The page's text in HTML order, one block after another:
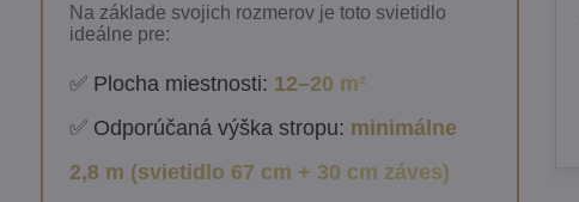
Na základe svojich rozmerov je toto svietidlo
ideálne pre:
✅ Plocha miestnosti: 12–20 m²
✅ Odporúčaná výška stropu: minimálne
2,8 m (svietidlo 67 cm + 30 cm záves)